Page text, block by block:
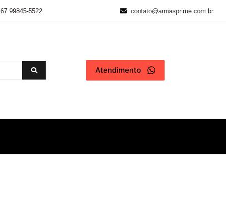
67 99845-5522 contato@armasprime.com.br
Atendimento